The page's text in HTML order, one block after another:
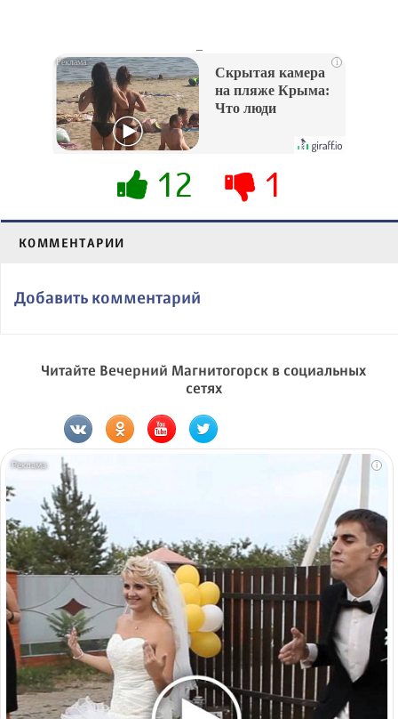
i
Скрытая камера
на пляже Крыма:
Что люди
их не видят...
12 1
КОММЕНТАРИИ
Добавить комментарий
Читайте Вечерний Магнитогорск в социальных
сетях
i